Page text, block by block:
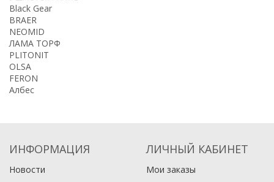
Black Gear
BRAER
NEOMID
ЛАМА ТОРФ
PLITONIT
OLSA
FERON
Албес
ИНФОРМАЦИЯ
Новости
ЛИЧНЫЙ КАБИНЕТ
Мои заказы